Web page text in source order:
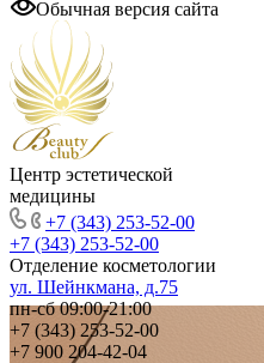
Обычная версия сайта
Центр эстетической
медицины
+7 (343) 253-52-00
+7 (343) 253-52-00
Отделение косметологии
ул. Шейнкмана, д.75
пн-сб 09:00-21:00
+7 (343) 253-52-00
+7 900 204-42-04